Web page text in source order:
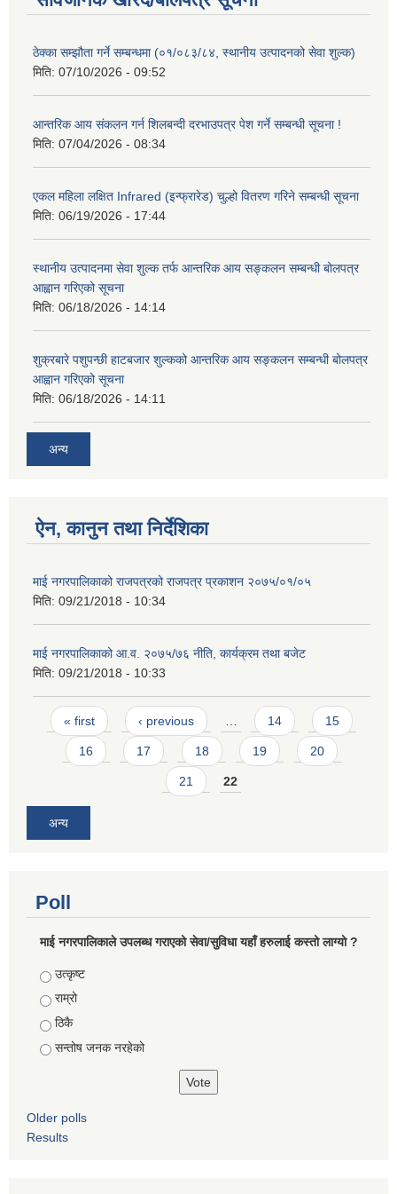
ठेक्का सम्झौता गर्ने सम्बन्धमा (०१/०८३/८४, स्थानीय उत्पादनको सेवा शुल्क)
मिति: 07/10/2026 - 09:52
आन्तरिक आय संकलन गर्न शिलबन्दी दरभाउपत्र पेश गर्ने सम्बन्धी सूचना !
मिति: 07/04/2026 - 08:34
एकल महिला लक्षित Infrared (इन्फ्रारेड) चुल्हो वितरण गरिने सम्बन्धी सूचना
मिति: 06/19/2026 - 17:44
स्थानीय उत्पादनमा सेवा शुल्क तर्फ आन्तरिक आय सङ्कलन सम्बन्धी बोलपत्र
आह्वान गरिएको सूचना
मिति: 06/18/2026 - 14:14
शुक्रबारे पशुपन्छी हाटबजार शुल्कको आन्तरिक आय सङ्कलन सम्बन्धी बोलपत्र
आह्वान गरिएको सूचना
मिति: 06/18/2026 - 14:11
अन्य
ऐन, कानुन तथा निर्देशिका
माई नगरपालिकाको राजपत्रको राजपत्र प्रकाशन २०७५/०१/०५
मिति: 09/21/2018 - 10:34
माई नगरपालिकाको आ.व. २०७५/७६ नीति, कार्यक्रम तथा बजेट
मिति: 09/21/2018 - 10:33
Pages
« first ‹ previous … 14 15
16 17 18 19 20
21 22
अन्य
Poll
माई नगरपालिकाले उपलब्ध गराएको सेवा/सुविधा यहाँ हरुलाई कस्तो लाग्यो ?
Choices
उत्कृष्ट
राम्रो
ठिकै
सन्तोष जनक नरहेको
Older polls
Results